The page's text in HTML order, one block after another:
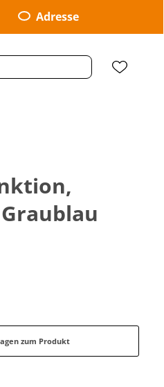
Adresse
zum Produkt